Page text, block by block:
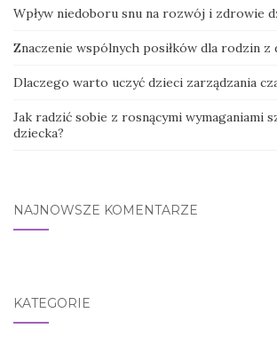
Wpływ niedoboru snu na rozwój i zdrowie
Znaczenie wspólnych posiłków dla rodzin z
Dlaczego warto uczyć dzieci zarządzania
Jak radzić sobie z rosnącymi wymaganiami
dziecka?
NAJNOWSZE KOMENTARZE
KATEGORIE